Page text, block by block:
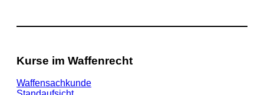
Kurse im Waffenrecht
Waffensachkunde